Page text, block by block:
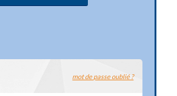
mot de passe oublié ?